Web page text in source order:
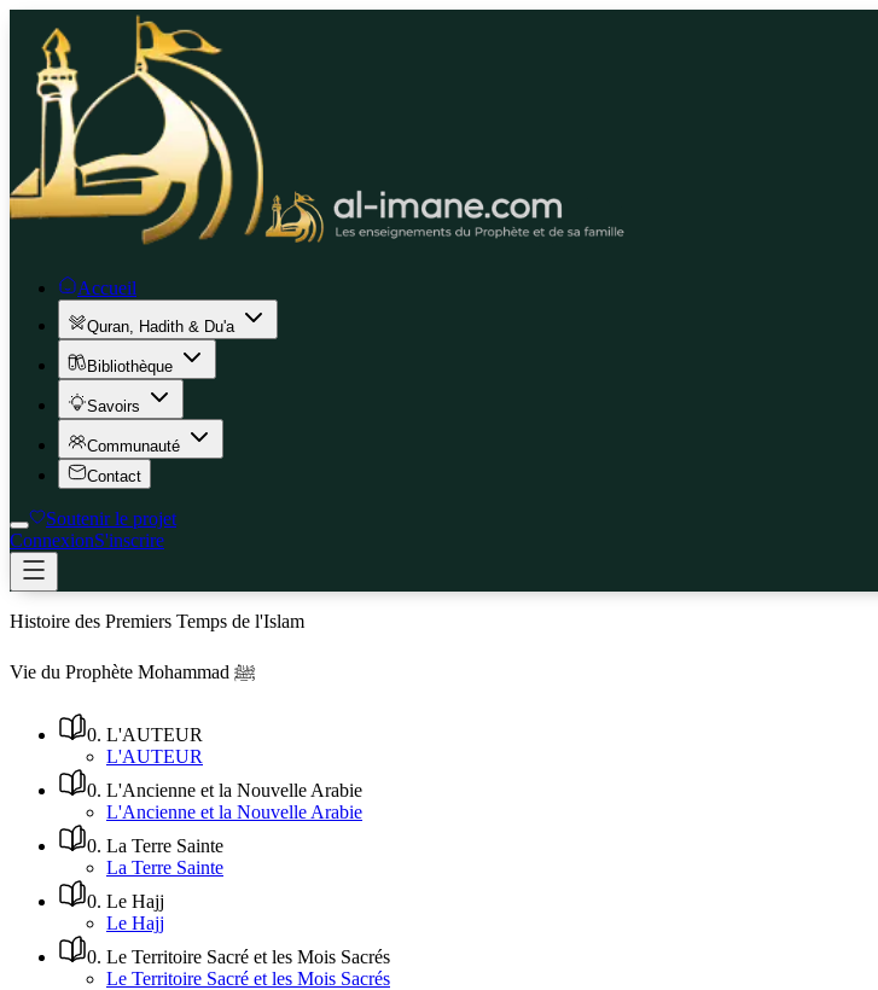
Accueil
Quran, Hadith & Du'a
Bibliothèque
Savoirs
Communauté
Contact
Soutenir le projet
ConnexionS'inscrire
Histoire des Premiers Temps de l'Islam
Vie du Prophète Mohammad ﷺ
0. L'AUTEUR
L'AUTEUR
0. L'Ancienne et la Nouvelle Arabie
L'Ancienne et la Nouvelle Arabie
0. La Terre Sainte
La Terre Sainte
0. Le Hajj
Le Hajj
0. Le Territoire Sacré et les Mois Sacrés
Le Territoire Sacré et les Mois Sacrés